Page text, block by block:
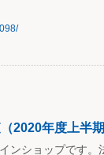
2020年度上半
ンショップです